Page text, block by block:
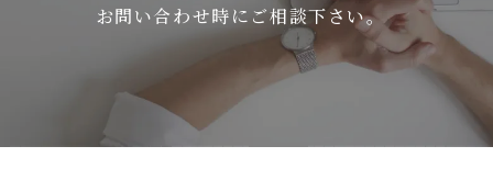
お問い合わせ時にご相談下さい。